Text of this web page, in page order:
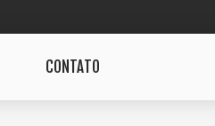
CONTATO